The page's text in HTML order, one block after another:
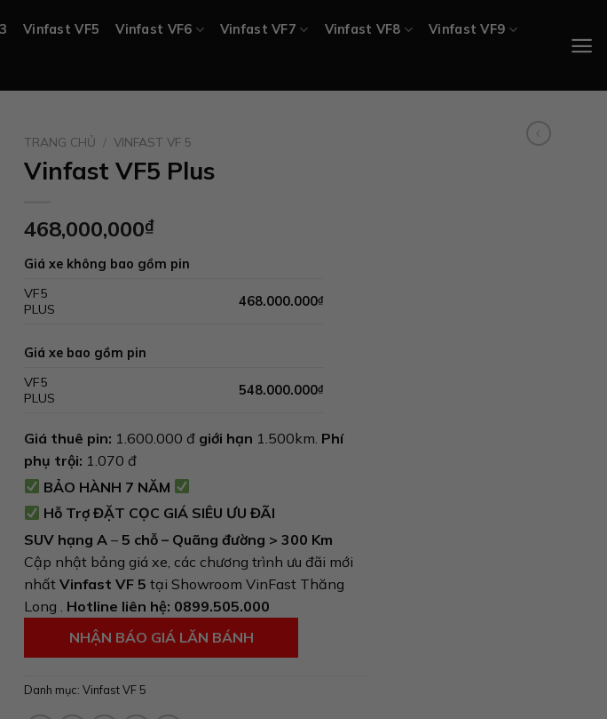
Vinfast VF5 Vinfast VF6 Vinfast VF7 Vinfast VF8 Vinfast VF9
TRANG CHỦ / VINFAST VF 5
Vinfast VF5 Plus
468,000,000₫
Giá xe không bao gồm pin
VF5
PLUS
468.000.000₫
Giá xe bao gồm pin
VF5
PLUS
548.000.000₫
Giá thuê pin: 1.600.000 đ giới hạn 1.500km. Phí
phụ trội: 1.070 đ
BẢO HÀNH 7 NĂM
Hỗ Trợ ĐẶT CỌC GIÁ SIÊU ƯU ĐÃI
SUV hạng A – 5 chỗ – Quãng đường > 300 Km
Cập nhật bảng giá xe, các chương trình ưu đãi mới
nhất Vinfast VF 5 tại Showroom VinFast Thăng
Long . Hotline liên hệ: 0899.505.000
NHẬN BÁO GIÁ LĂN BÁNH
Danh mục: Vinfast VF 5